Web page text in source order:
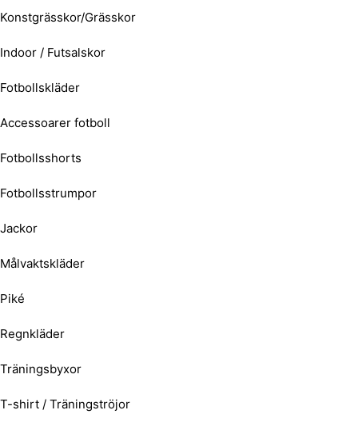
Konstgrässkor/Grässkor
Indoor / Futsalskor
Fotbollskläder
Accessoarer fotboll
Fotbollsshorts
Fotbollsstrumpor
Jackor
Målvaktskläder
Piké
Regnkläder
Träningsbyxor
T-shirt / Träningströjor